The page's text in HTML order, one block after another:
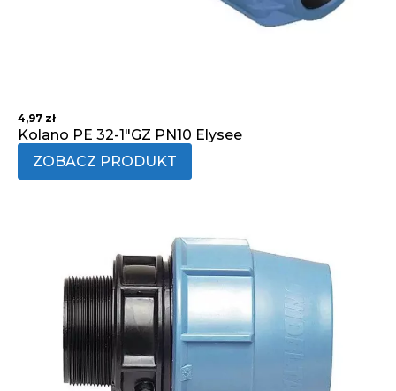
4,97 zł
Kolano PE 32-1"GZ PN10 Elysee
ZOBACZ PRODUKT